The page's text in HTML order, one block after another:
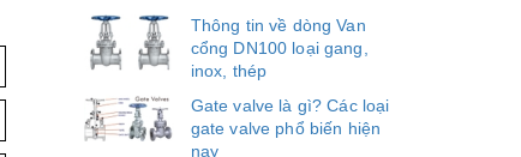
Thông tin về dòng Van
cổng DN100 loại gang,
inox, thép
Gate valve là gì? Các loại
gate valve phổ biến hiện
nay